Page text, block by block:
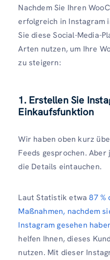
Nachdem Sie Ihren
erfolgreich in Instagram
Sie diese Social-Media-
Arten nutzen, um Ihre
zu steigern:
1. Erstellen Sie
Einkaufsfunktion
Wir haben oben kurz
Feeds gesprochen.
die Details eintauchen.
Laut Statistik etwa87 %
Maßnahmen, nachdem
Instagram gesehen
helfen Ihnen, dieses
nutzen. Mit dieser